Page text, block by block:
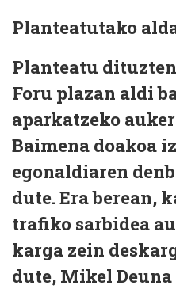
Planteatutako
Planteatu
Foru plazan aldi
aparkatzeko
Baimena doakoa
egonaldiaren
dute. Era berean,
trafiko sarbidea
karga zein
dute, Mikel